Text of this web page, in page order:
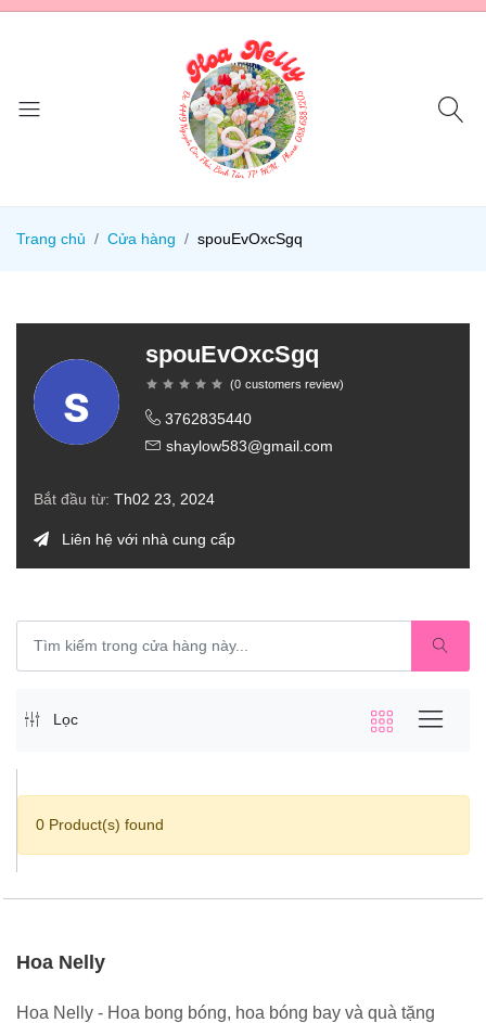
Trang chủ Cửa hàng spouEvOxcSgq
spouEvOxcSgq
(0 customers review)
3762835440
shaylow583@gmail.com
Bắt đầu từ: Th02 23, 2024
Liên hệ với nhà cung cấp
Lọc
0 Product(s) found
Hoa Nelly
Hoa Nelly - Hoa bong bóng, hoa bóng bay và quà tặng